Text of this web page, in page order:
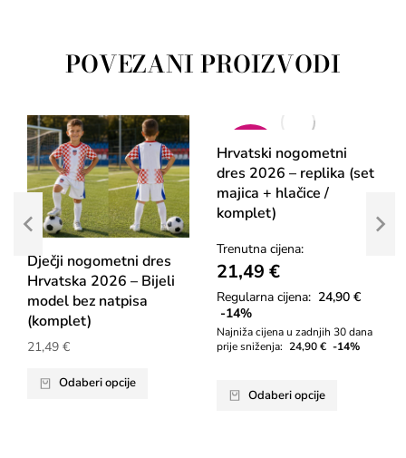
POVEZANI PROIZVODI
Dječji nogometni dres
Hrvatska 2026 – Bijeli
model bez natpisa
(komplet)
21,49 €
Odaberi opcije
AKCIJA!
Hrvatski nogometni
dres 2026 – replika (set
majica + hlačice /
komplet)
Trenutna cijena:
21,49 €
Regularna cijena: 24,90 €
-14%
Najniža cijena u zadnjih 30 dana
prije sniženja: 24,90€ -14%
Odaberi opcije